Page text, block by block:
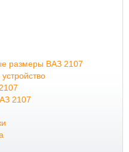
размеры ВАЗ 2107
2107